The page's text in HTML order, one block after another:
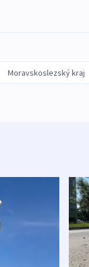
Moravskoslezský kraj